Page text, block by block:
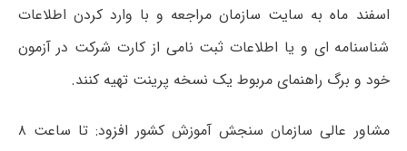
اسفند ماه به سایت سازمان مراجعه و با وارد کردن اطلاعات
شناسنامه ای و یا اطلاعات ثبت نامی از کارت شرکت در آزمون
خود و برگ راهنمای مربوط یک نسخه پرینت تهیه کنند.
مشاور عالی سازمان سنجش آموزش کشور افزود: تا ساعت ۸